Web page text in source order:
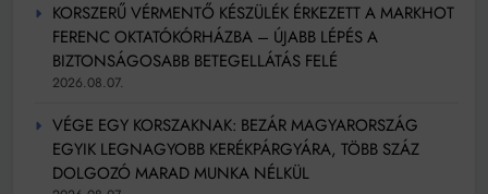
KORSZERŰ VÉRMENTŐ KÉSZÜLÉK ÉRKEZETT A MARKHOT
FERENC OKTATÓKÓRHÁZBA – ÚJABB LÉPÉS A
BIZTONSÁGOSABB BETEGELLÁTÁS FELÉ
2026.08.07.
VÉGE EGY KORSZAKNAK: BEZÁR MAGYARORSZÁG
EGYIK LEGNAGYOBB KERÉKPÁRGYÁRA, TÖBB SZÁZ
DOLGOZÓ MARAD MUNKA NÉLKÜL